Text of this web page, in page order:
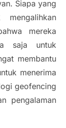
Siapa yang
mereka
saja untuk
membantu
menerima
geofencing
pengalaman